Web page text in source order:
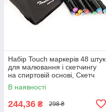
Набір Touch маркерів 48 штук
для малювання і скетчингу
на спиртовій основі, Скетч
маркери
В наявності
244,36 ₴ 298 ₴